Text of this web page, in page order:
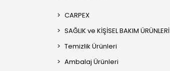
CARPEX
SAĞLIK ve KİŞİSEL BAKIM ÜRÜNLERİ
Temizlik Ürünleri
Ambalaj Ürünleri